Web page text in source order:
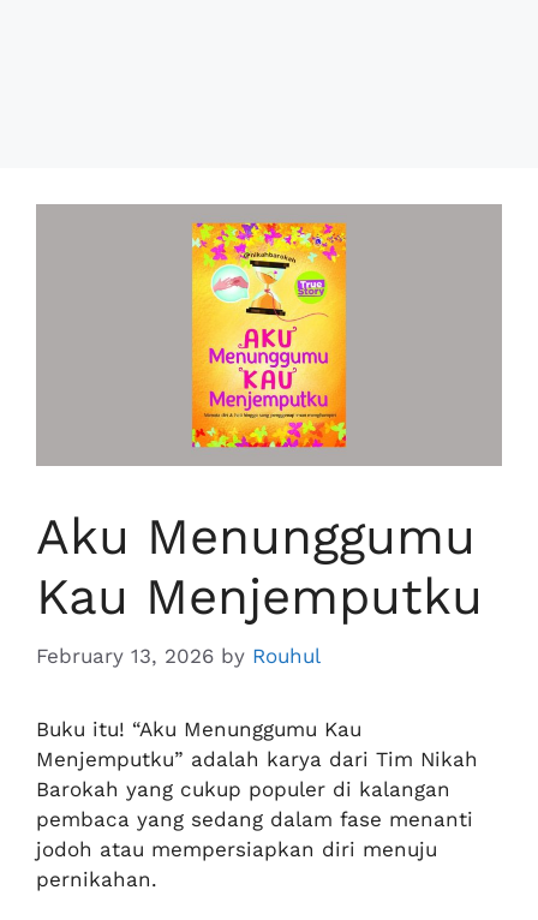
Aku Menunggumu
Kau Menjemputku
February 13, 2026 by Rouhul
Buku itu! “Aku Menunggumu Kau
Menjemputku” adalah karya dari Tim Nikah
Barokah yang cukup populer di kalangan
pembaca yang sedang dalam fase menanti
jodoh atau mempersiapkan diri menuju
pernikahan.